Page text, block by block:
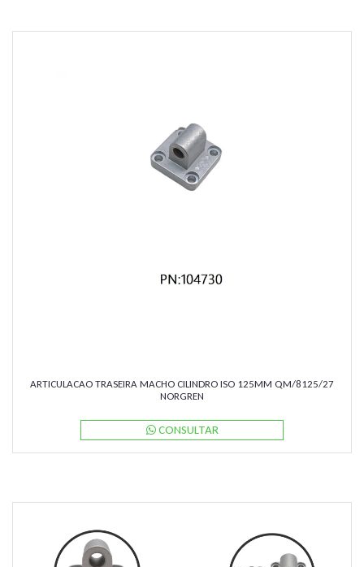
ARTICULACAO TRASEIRA MACHO CILINDRO ISO 125MM QM/8125/27
NORGREN
CONSULTAR